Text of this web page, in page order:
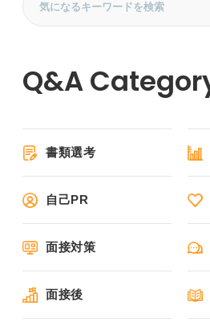
書類選考
自己PR
面接対策
面接後